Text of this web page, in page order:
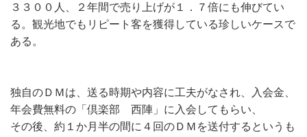
３３００人、２年間で売り上げが１．７倍にも伸びてい
る。観光地でもリピート客を獲得している珍しいケースで
ある。
独自のＤＭは、送る時期や内容に工夫がなされ、入会金、
年会費無料の「倶楽部 西陣」に入会してもらい、
その後、約１か月半の間に４回のＤＭを送付するというも